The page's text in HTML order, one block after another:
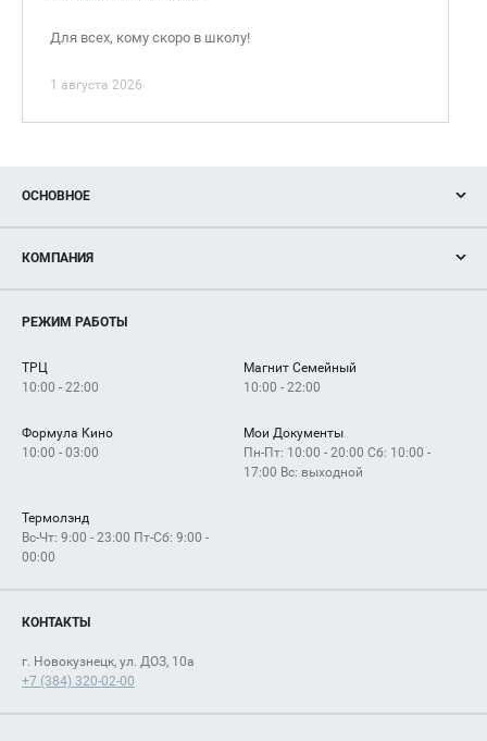
Для всех, кому скоро в школу!
1 августа 2026
ОСНОВНОЕ
Новости
Магазины
Услуги
КОМПАНИЯ
Рекламодателям
Как добраться
РЕЖИМ РАБОТЫ
ТРЦ
10:00 - 22:00
Магнит Семейный
10:00 - 22:00
Формула Кино
10:00 - 03:00
Мои Документы
Пн-Пт: 10:00 - 20:00 Сб: 10:00 -
17:00 Вс: выходной
Термолэнд
Вс-Чт: 9:00 - 23:00 Пт-Сб: 9:00 -
00:00
КОНТАКТЫ
г. Новокузнецк, ул. ДОЗ, 10а
+7 (384) 320-02-00